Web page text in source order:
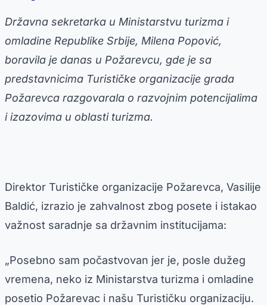
Državna sekretarka u Ministarstvu turizma i
omladine Republike Srbije, Milena Popović,
boravila je danas u Požarevcu, gde je sa
predstavnicima Turističke organizacije grada
Požarevca razgovarala o razvojnim potencijalima
i izazovima u oblasti turizma.
Direktor Turističke organizacije Požarevca, Vasilije
Baldić, izrazio je zahvalnost zbog posete i istakao
važnost saradnje sa državnim institucijama:
„Posebno sam počastvovan jer je, posle dužeg
vremena, neko iz Ministarstva turizma i omladine
posetio Požarevac i našu Turističku organizaciju.